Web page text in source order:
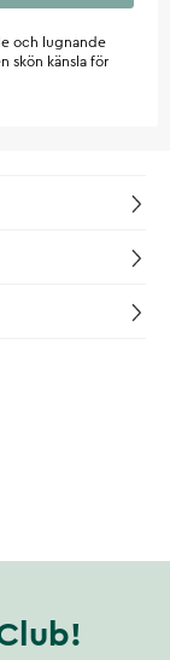
och lugnande
skön känsla för